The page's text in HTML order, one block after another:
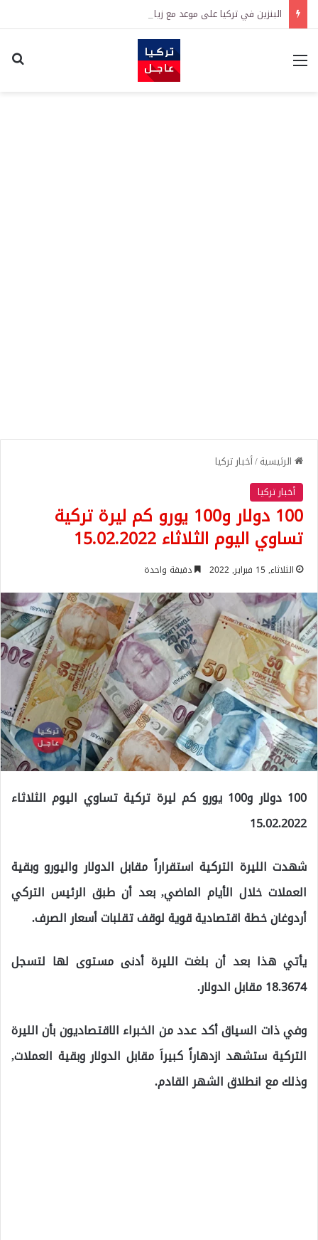
البنزين في تركيا على موعد مع زيادة جديدة.. كم سترتفع الأسعار؟
القائمة
الرئيسية/أخبار تركيا
أخبار تركيا
100 دولار و100 يورو كم ليرة تركية
تساوي اليوم الثلاثاء 15.02.2022
الثلاثاء, 15 فبراير, 2022 دقيقة واحدة
100 دولار و100 يورو كم ليرة تركية تساوي اليوم الثلاثاء
15.02.2022
شهدت الليرة التركية استقراراً مقابل الدولار واليورو وبقية
العملات خلال الأيام الماضي, بعد أن طبق الرئيس التركي
أردوغان خطة اقتصادية قوية لوقف تقلبات أسعار الصرف.
يأتي هذا بعد أن بلغت الليرة أدنى مستوى لها لتسجل
18.3674 مقابل الدولار.
وفي ذات السياق أكد عدد من الخبراء الاقتصاديون بأن الليرة
التركية ستشهد ازدهاراً كبيراَ مقابل الدولار وبقية العملات,
وذلك مع انطلاق الشهر القادم.